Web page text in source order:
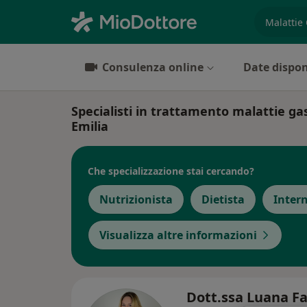
Consulenza online Date
Specialisti in trattamento malattie
Emilia
Che specializzazione stai cercando?
Nutrizionista Dietista
Visualizza altre informazioni
Dott.ssa Luana